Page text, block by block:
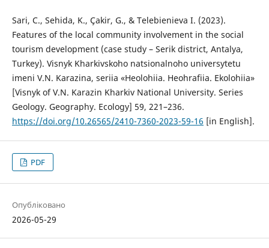
Sari, C., Sehida, K., Çakir, G., & Telebienieva I. (2023).
Features of the local community involvement in the social
tourism development (case study – Serik district, Antalya,
Turkey). Visnyk Kharkivskoho natsionalnoho universytetu
imeni V.N. Karazina, seriia «Heolohiia. Heohrafiia. Ekolohiia»
[Visnyk of V.N. Karazin Kharkiv National University. Series
Geology. Geography. Ecology] 59, 221–236.
https://doi.org/10.26565/2410-7360-2023-59-16 [in English].
PDF
Опубліковано
2026-05-29